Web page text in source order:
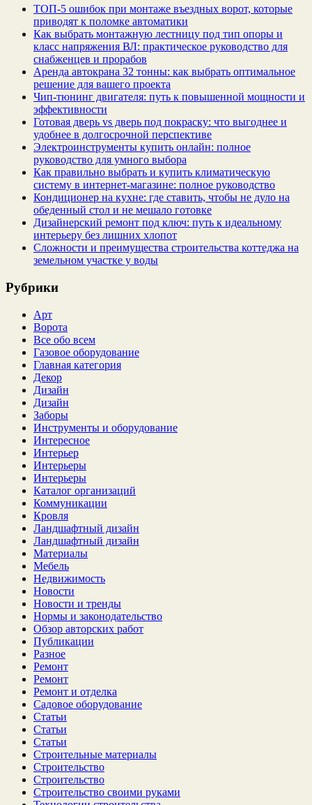
ТОП-5 ошибок при монтаже въездных ворот, которые
приводят к поломке автоматики
Как выбрать монтажную лестницу под тип опоры и
класс напряжения ВЛ: практическое руководство для
снабженцев и прорабов
Аренда автокрана 32 тонны: как выбрать оптимальное
решение для вашего проекта
Чип‑тюнинг двигателя: путь к повышенной мощности и
эффективности
Готовая дверь vs дверь под покраску: что выгоднее и
удобнее в долгосрочной перспективе
Электроинструменты купить онлайн: полное
руководство для умного выбора
Как правильно выбрать и купить климатическую
систему в интернет‑магазине: полное руководство
Кондиционер на кухне: где ставить, чтобы не дуло на
обеденный стол и не мешало готовке
Дизайнерский ремонт под ключ: путь к идеальному
интерьеру без лишних хлопот
Сложности и преимущества строительства коттеджа на
земельном участке у воды
Рубрики
Арт
Ворота
Все обо всем
Газовое оборудование
Главная категория
Декор
Дизайн
Дизайн
Заборы
Инструменты и оборудование
Интересное
Интерьер
Интерьеры
Интерьеры
Каталог организаций
Коммуникации
Кровля
Ландшафтный дизайн
Ландшафтный дизайн
Материалы
Мебель
Недвижимость
Новости
Новости и тренды
Нормы и законодательство
Обзор авторских работ
Публикации
Разное
Ремонт
Ремонт
Ремонт и отделка
Садовое оборудование
Статьи
Статьи
Статьи
Строительные материалы
Строительство
Строительство
Строительство своими руками